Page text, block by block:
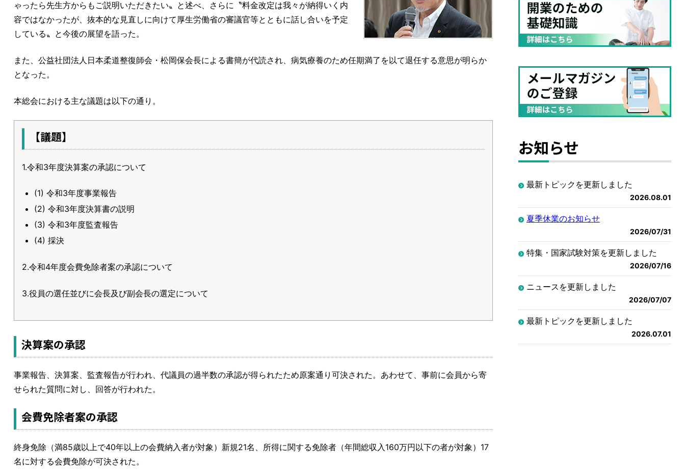
ゃったら先生方からもご説明いただきたい〟と述べ、さらに〝料金改定は我々が納得いく内
容ではなかったが、抜本的な見直しに向けて厚生労働省の審議官等とともに話し合いを予定
している〟と今後の展望を語った。
また、公益社団法人日本柔道整復師会・松岡保会長による書簡が代読され、病気療養のため任期満了を以て退任する意思が明らか
となった。
本総会における主な議題は以下の通り。
【議題】
1.令和3年度決算案の承認について
(1) 令和3年度事業報告
(2) 令和3年度決算書の説明
(3) 令和3年度監査報告
(4) 採決
2.令和4年度会費免除者案の承認について
3.役員の選任並びに会長及び副会長の選定について
決算案の承認
事業報告、決算案、監査報告が行われ、代議員の過半数の承認が得られたため原案通り可決された。あわせて、事前に会員から寄
せられた質問に対し、回答が行われた。
会費免除者案の承認
終身免除（満85歳以上で40年以上の会費納入者が対象）新規21名、所得に関する免除者（年間総収入160万円以下の者が対象）17
名に対する会費免除が可決された。
お知らせ
最新トピックを更新しました
2026.08.01
夏季休業のお知らせ
2026/07/31
特集・国家試験対策を更新しました
2026/07/16
ニュースを更新しました
2026/07/07
最新トピックを更新しました
2026.07.01